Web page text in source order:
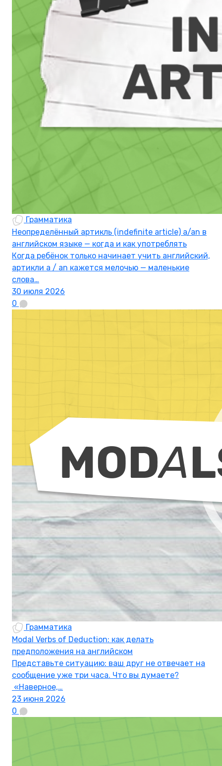
Грамматика
Неопределённый артикль (indefinite article) a/an в
английском языке — когда и как употреблять
Когда ребёнок только начинает учить английский,
артикли a / an кажется мелочью — маленькие
слова…
30 июля 2026
0
Грамматика
Modal Verbs of Deduction: как делать
предположения на английском
Представьте ситуацию: ваш друг не отвечает на
сообщение уже три часа. Что вы думаете?
«Наверное,…
23 июня 2026
0